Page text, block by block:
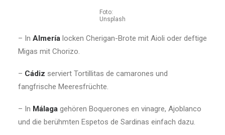
Foto:
Unsplash
– In Almería locken Cherigan-Brote mit Aioli oder deftige
Migas mit Chorizo.
– Cádiz serviert Tortillitas de camarones und
fangfrische Meeresfrüchte.
– In Málaga gehören Boquerones en vinagre, Ajoblanco
und die berühmten Espetos de Sardinas einfach dazu.